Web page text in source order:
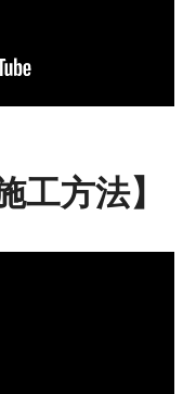
工方法】